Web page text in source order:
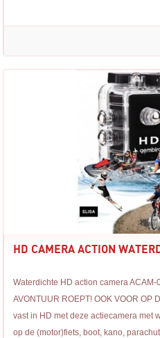
HD CAMERA ACTION
Waterdichte HD action camera ACAM-
AVONTUUR ROEPT! OOK VOOR OP
vast in HD met deze actiecamera met
op de (motor)fiets, boot, kano,